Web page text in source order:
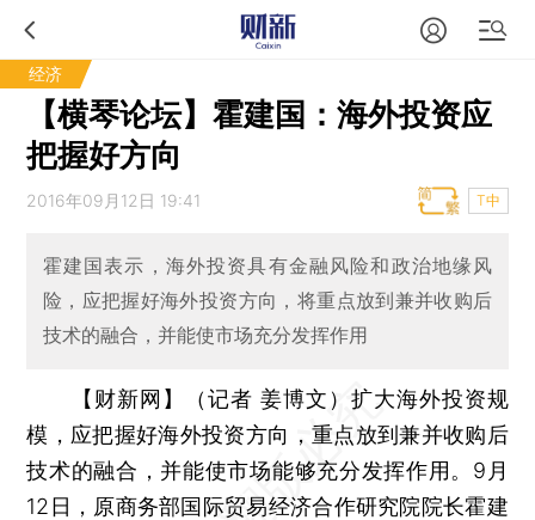
经济
【横琴论坛】霍建国：海外投资应
把握好方向
2016年09月12日 19:41 T中
霍建国表示，海外投资具有金融风险和政治地缘风
险，应把握好海外投资方向，将重点放到兼并收购后
技术的融合，并能使市场充分发挥作用
【财新网】（记者 姜博文） 扩大海外投资规
模，应把握好海外投资方向，重点放到兼并收购后
技术的融合，并能使市场能够充分发挥作用。9月
12日，原商务部国际贸易经济合作研究院院长霍建